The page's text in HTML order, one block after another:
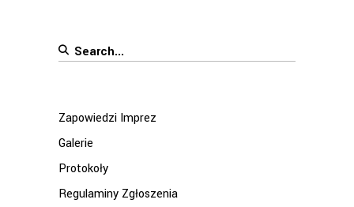
Search
Zapowiedzi Imprez
Galerie
Protokoły
Regulaminy Zgłoszenia